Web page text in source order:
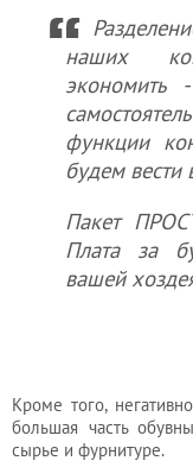
наших
экономить
функции
будем вести
Пакет
Плата за
вашей
Кроме того,
большая часть
сырье и фурнитуре.
Миграционные
услуги
Услуги
бухгалтера
Услуги
юриста
регистратора